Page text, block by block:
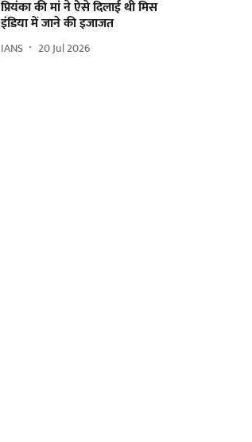
प्रियंका की मां ने ऐसे दिलाई थी मिस
इंडिया में जाने की इजाजत
IANS 20 Jul 2026